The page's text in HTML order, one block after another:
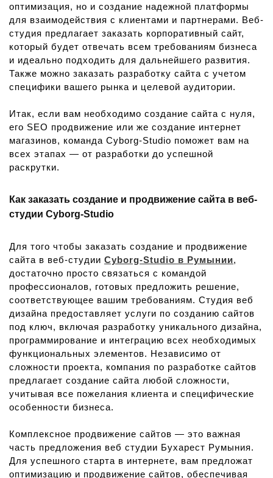
оптимизация, но и создание надежной платформы
для взаимодействия с клиентами и партнерами. Веб-
студия предлагает заказать корпоративный сайт,
который будет отвечать всем требованиям бизнеса
и идеально подходить для дальнейшего развития.
Также можно заказать разработку сайта с учетом
специфики вашего рынка и целевой аудитории.
Итак, если вам необходимо создание сайта с нуля,
его SEO продвижение или же создание интернет
магазинов, команда Cyborg-Studio поможет вам на
всех этапах — от разработки до успешной
раскрутки.
Как заказать создание и продвижение сайта в веб-
студии Cyborg-Studio
Для того чтобы заказать создание и продвижение
сайта в веб-студии Cyborg-Studio в Румынии,
достаточно просто связаться с командой
профессионалов, готовых предложить решение,
соответствующее вашим требованиям. Студия веб
дизайна предоставляет услуги по созданию сайтов
под ключ, включая разработку уникального дизайна,
программирование и интеграцию всех необходимых
функциональных элементов. Независимо от
сложности проекта, компания по разработке сайтов
предлагает создание сайта любой сложности,
учитывая все пожелания клиента и специфические
особенности бизнеса.
Комплексное продвижение сайтов — это важная
часть предложения веб студии Бухарест Румыния.
Для успешного старта в интернете, вам предложат
оптимизацию и продвижение сайтов, обеспечивая